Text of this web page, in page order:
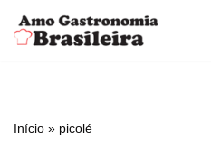
Pular
conteúdo
Início » picolé